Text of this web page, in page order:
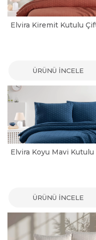
ÜRÜNÜ İNCELE
ÜRÜNÜ İNCELE